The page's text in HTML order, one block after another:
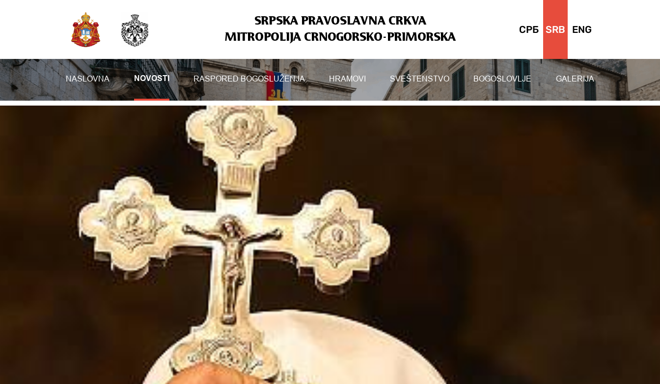
SRPSKA PRAVOSLAVNA CRKVA
MITROPOLIJA CRNOGORSKO-PRIMORSKA
СРБ SRB ENG
NASLOVNA NOVOSTI RASPORED BOGOSLUŽENJA HRAMOVI SVEŠTENSTVO BOGOSLOVLJE GALERIJA